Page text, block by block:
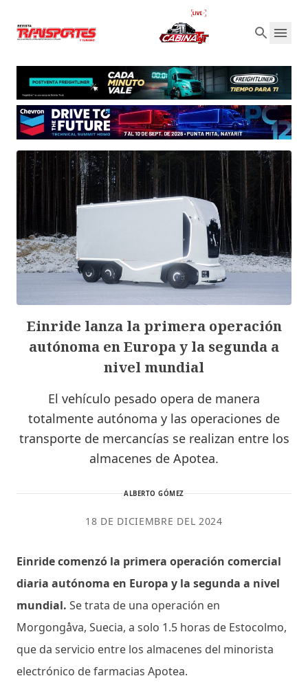
Einride lanza la primera operación
autónoma en Europa y la segunda a
nivel mundial
El vehículo pesado opera de manera
totalmente autónoma y las operaciones de
transporte de mercancías se realizan entre los
almacenes de Apotea.
ALBERTO GÓMEZ
18 DE DICIEMBRE DEL 2024
Einride comenzó la primera operación comercial
diaria autónoma en Europa y la segunda a nivel
mundial. Se trata de una operación en
Morgongåva, Suecia, a solo 1.5 horas de Estocolmo,
que da servicio entre los almacenes del minorista
electrónico de farmacias Apotea.